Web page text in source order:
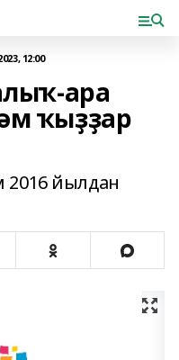
12:00
ара
ҡыҙҙар
2016 йылдан